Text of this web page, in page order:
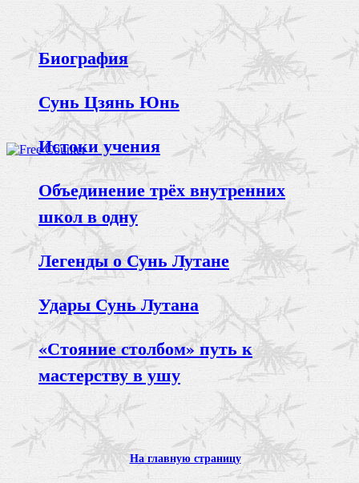
Биография
Сунь Цзянь Юнь
Истоки учения
Объединение трёх внутренних
школ в одну
Легенды о Сунь Лутане
Удары Сунь Лутана
«Стояние столбом» путь к
мастерству в ушу
На главную страницу